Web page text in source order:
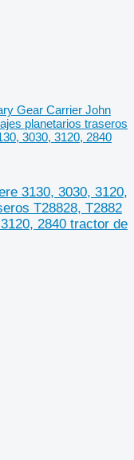
Gear Carrier John
planetarios traseros
3030, 3120, 2840
3130, 3030, 3120,
T28828, T2882
2840 tractor de